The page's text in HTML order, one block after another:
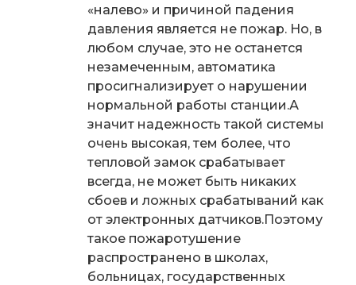
«налево» и причиной падения
давления является не пожар. Но, в
любом случае, это не останется
незамеченным, автоматика
просигнализирует о нарушении
нормальной работы станции.А
значит надежность такой системы
очень высокая, тем более, что
тепловой замок срабатывает
всегда, не может быть никаких
сбоев и ложных срабатываний как
от электронных датчиков.Поэтому
такое пожаротушение
распространено в школах,
больницах, государственных